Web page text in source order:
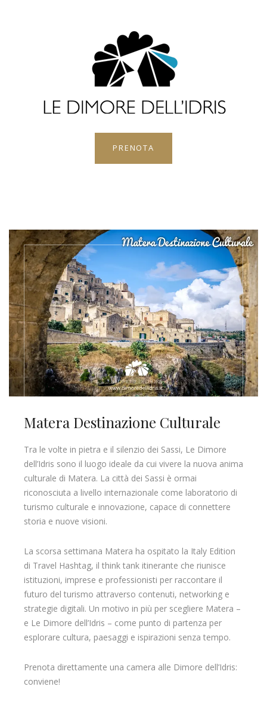
PRENOTA
Matera Destinazione Culturale
Tra le volte in pietra e il silenzio dei Sassi, Le Dimore
dell’Idris sono il luogo ideale da cui vivere la nuova anima
culturale di Matera. La città dei Sassi è ormai
riconosciuta a livello internazionale come laboratorio di
turismo culturale e innovazione, capace di connettere
storia e nuove visioni.
La scorsa settimana Matera ha ospitato la Italy Edition
di Travel Hashtag, il think tank itinerante che riunisce
istituzioni, imprese e professionisti per raccontare il
futuro del turismo attraverso contenuti, networking e
strategie digitali. Un motivo in più per scegliere Matera –
e Le Dimore dell’Idris – come punto di partenza per
esplorare cultura, paesaggi e ispirazioni senza tempo.
Prenota direttamente una camera alle Dimore dell’Idris:
conviene!